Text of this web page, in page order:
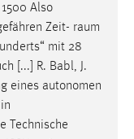
Also
Zeit- raum
mit 28
[...] R. Babl, J.
eines autonomen
Technische